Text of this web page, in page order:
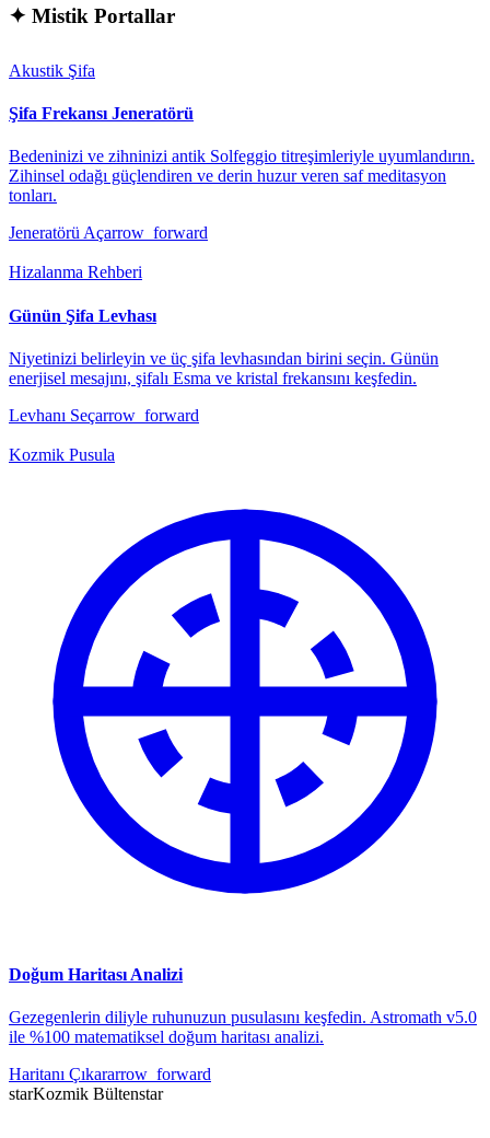
✦ Mistik Portallar
Akustik Şifa
Şifa Frekansı Jeneratörü
Bedeninizi ve zihninizi antik Solfeggio titreşimleriyle uyumlandırın.
Zihinsel odağı güçlendiren ve derin huzur veren saf meditasyon
tonları.
Jeneratörü Açarrow_forward
Hizalanma Rehberi
Günün Şifa Levhası
Niyetinizi belirleyin ve üç şifa levhasından birini seçin. Günün
enerjisel mesajını, şifalı Esma ve kristal frekansını keşfedin.
Levhanı Seçarrow_forward
Kozmik Pusula
Doğum Haritası Analizi
Gezegenlerin diliyle ruhunuzun pusulasını keşfedin. Astromath v5.0
ile %100 matematiksel doğum haritası analizi.
Haritanı Çıkararrow_forward
starKozmik Bültenstar